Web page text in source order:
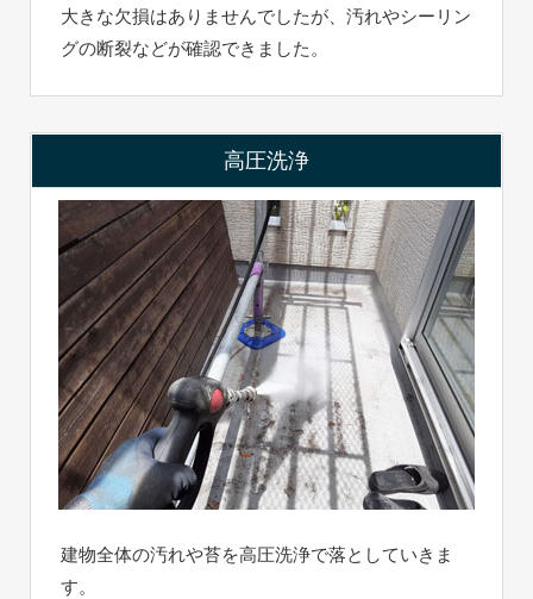
大きな欠損はありませんでしたが、汚れやシーリン
グの断裂などが確認できました。
高圧洗浄
建物全体の汚れや苔を高圧洗浄で落としていきま
す。